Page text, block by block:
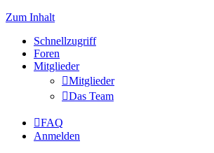
Zum Inhalt
Schnellzugriff
Foren
Mitglieder
Mitglieder
Das Team
FAQ
Anmelden